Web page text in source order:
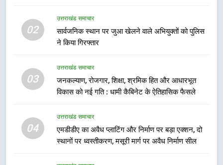
02
उत्तराखंड समाचार
सार्वजनिक स्थान पर जुआ खेलने वाले अभियुक्तों को पुलिस
ने किया गिरफ्तार
03
उत्तराखंड समाचार
जनकल्याण, रोजगार, शिक्षा, श्रमिक हित और आधारभूत
विकास को नई गति : धामी कैबिनेट के ऐतिहासिक फैसले
04
उत्तराखंड समाचार
एमडीडीए का अवैध प्लाटिंग और निर्माण पर बड़ा एक्शन, दो
स्थानों पर ध्वस्तीकरण, मसूरी मार्ग पर अवैध निर्माण सील
का गठन
उत्तराखंड समाचार
देना सरकार की सर्वोच्च प्राथमिकता, आने
वाले महीनों में हजारों पदों पर की जाएगी
भर्ती
उत्तराखंड समाचार
दिल्ली-देहरादून आर्थिक कॉरिडोर से जुड़ी
12 किमी ग्रीनफील्ड बाईपास परियोजना